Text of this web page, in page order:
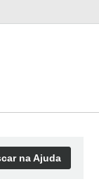
na Ajuda